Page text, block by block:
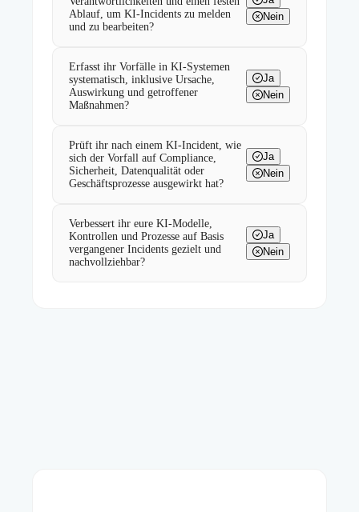
Ablauf, um KI-Incidents zu melden
und zu bearbeiten?
Nein
Erfasst ihr Vorfälle in KI-Systemen
systematisch, inklusive Ursache,
Auswirkung und getroffener
Maßnahmen?
Ja
Nein
Prüft ihr nach einem KI-Incident, wie
sich der Vorfall auf Compliance,
Sicherheit, Datenqualität oder
Geschäftsprozesse ausgewirkt hat?
Ja
Nein
Verbessert ihr eure KI-Modelle,
Kontrollen und Prozesse auf Basis
vergangener Incidents gezielt und
nachvollziehbar?
Ja
Nein